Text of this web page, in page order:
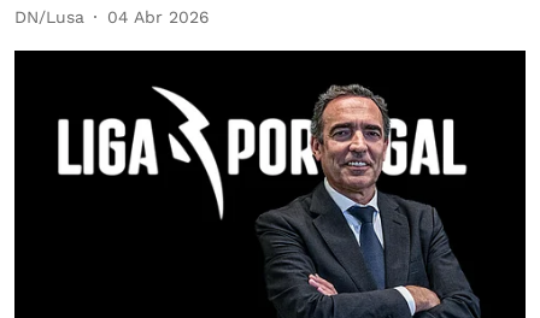
DN/Lusa 04 Abr 2026